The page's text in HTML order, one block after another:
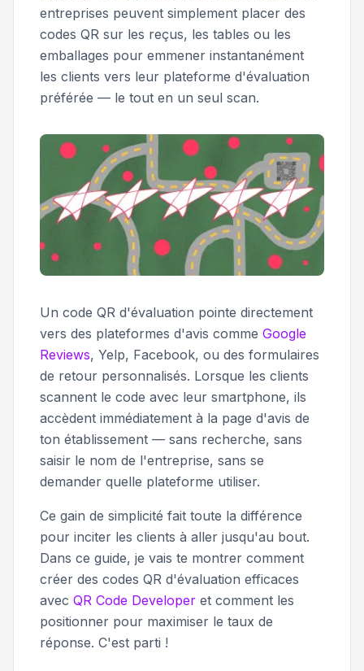
entreprises peuvent simplement placer des
codes QR sur les reçus, les tables ou les
emballages pour emmener instantanément
les clients vers leur plateforme d'évaluation
préférée — le tout en un seul scan.
Un code QR d'évaluation pointe directement
vers des plateformes d'avis comme Google
Reviews, Yelp, Facebook, ou des formulaires
de retour personnalisés. Lorsque les clients
scannent le code avec leur smartphone, ils
accèdent immédiatement à la page d'avis de
ton établissement — sans recherche, sans
saisir le nom de l'entreprise, sans se
demander quelle plateforme utiliser.
Ce gain de simplicité fait toute la différence
pour inciter les clients à aller jusqu'au bout.
Dans ce guide, je vais te montrer comment
créer des codes QR d'évaluation efficaces
avec QR Code Developer et comment les
positionner pour maximiser le taux de
réponse. C'est parti !